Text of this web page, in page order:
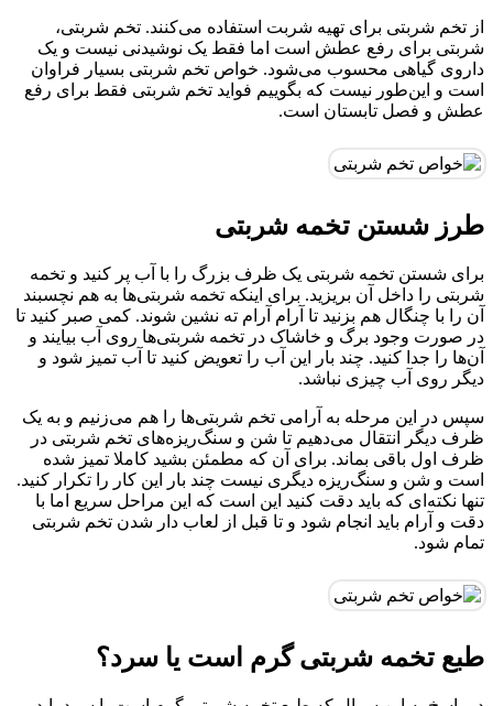
از تخم شربتی برای تهیه شربت استفاده می‌کنند. تخم شربتی،
شربتی برای رفع عطش است اما فقط یک نوشیدنی نیست و یک
داروی گیاهی محسوب می‌شود. خواص تخم شربتی بسیار فراوان
است و این‌طور نیست که بگوییم فواید تخم شربتی فقط برای رفع
عطش و فصل تابستان است.
طرز شستن تخمه شربتی
برای شستن تخمه شربتی یک ظرف بزرگ را با آب پر کنید و تخمه
شربتی را داخل آن بریزید. برای اینکه تخمه شربتی‌ها به هم نچسبند
آن را با چنگال هم بزنید تا آرام آرام ته نشین شوند. کمی صبر کنید تا
در صورت وجود برگ و خاشاک در تخمه شربتی‌‌ها روی آب بیایند و
آن‌ها را جدا کنید. چند بار این آب را تعویض کنید تا آب تمیز شود و
دیگر روی آب چیزی نباشد.
سپس در این مرحله به آرامی تخم شربتی‌ها را هم می‌زنیم و به یک
ظرف دیگر انتقال می‌دهیم تا شن و سنگ‌ریزه‌های تخم شربتی در
ظرف اول باقی بماند. برای آن که مطمئن بشید کاملا تمیز شده
است و شن و سنگ‌ریزه دیگری نیست چند بار این‌ کار را تکرار کنید.
تنها نکته‌ای که باید دقت کنید این است که این مراحل سریع اما با
دقت و آرام باید انجام شود و تا قبل از لعاب دار شدن تخم شربتی
تمام شود.
طبع تخمه شربتی گرم است یا سرد؟